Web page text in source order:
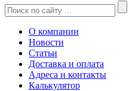
О компании
Новости
Статьи
Доставка и оплата
Адреса и контакты
Калькулятор